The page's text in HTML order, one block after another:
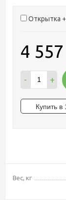
Открытка +
4 557
- +
Вес, кг